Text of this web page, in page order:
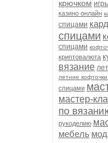
крючком
казино онлайн
спицами
спицами
спицами
криптовалюта
вязание
летние
спицами
мастер-
по
рукоделию
мебель